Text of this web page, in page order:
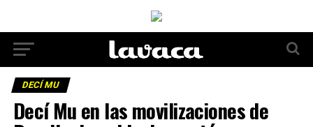
DECÍ MU
Decí Mu en las movilizaciones de